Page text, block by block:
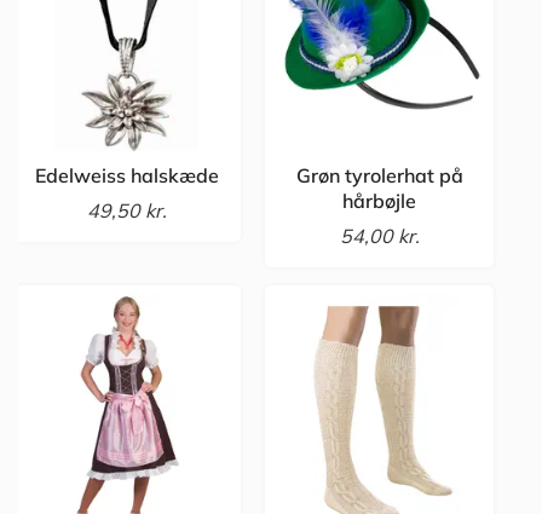
Edelweiss halskæde
49,50 kr.
Grøn tyrolerhat på
hårbøjle
54,00 kr.